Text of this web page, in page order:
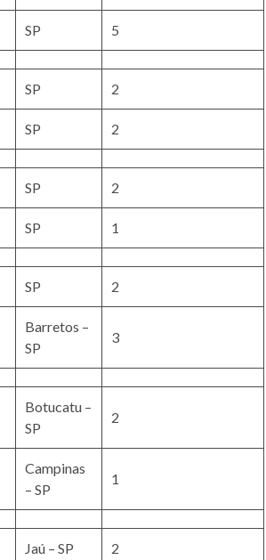
SP 5
SP 2
SP 2
SP 2
SP 1
SP 2
Barretos –
SP
3
Botucatu –
SP
2
Campinas
– SP
1
Jaú – SP 2